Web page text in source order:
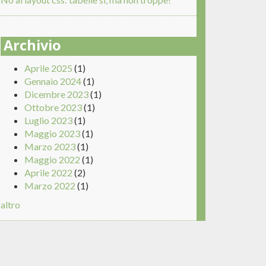
Archivio
Aprile 2025 (1)
Gennaio 2024(1)
Dicembre 2023(1)
Ottobre 2023(1)
Luglio 2023(1)
Maggio 2023(1)
Marzo 2023(1)
Maggio 2022 (1)
Aprile 2022 (2)
Marzo 2022 (1)
altro